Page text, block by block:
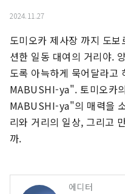
2024.11.27
도미오카 제사장 까지 도
션한 일동 대여의 거리야.
도록 아늑하게 묵어달라고
MABUSHI-ya". 토미오카
MABUSHI-ya"의 매력을
리와 거리의 일상, 그리고
까.
에디터